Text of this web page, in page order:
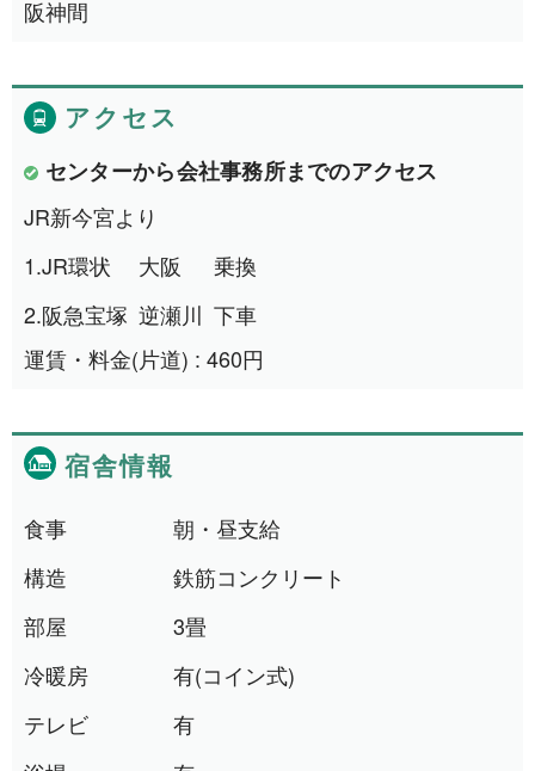
阪神間
アクセス
センターから会社事務所までのアクセス
JR新今宮より
1.JR環状 大阪
乗換
2.阪急宝塚 逆瀬川 下車
運賃・料金(片道) : 460円
宿舎情報
食事
朝・昼支給
構造
鉄筋コンクリート
部屋
3畳
冷暖房
有(コイン式)
テレビ
有